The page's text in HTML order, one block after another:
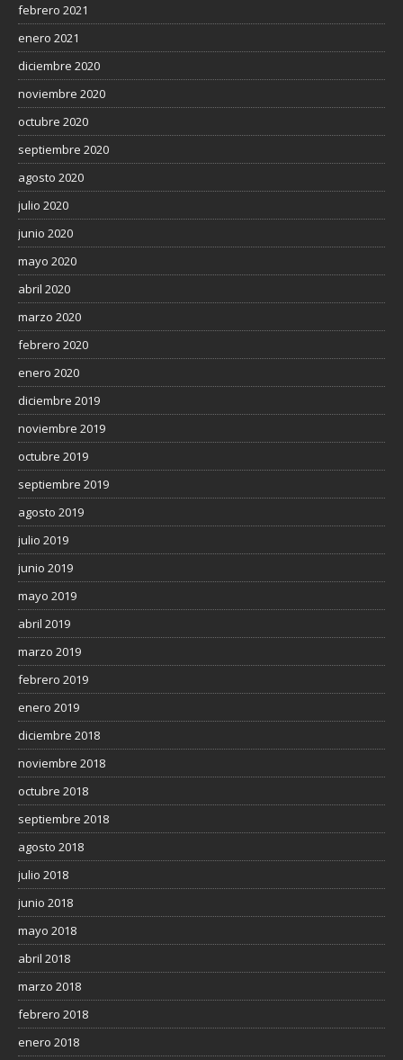
febrero 2021
enero 2021
diciembre 2020
noviembre 2020
octubre 2020
septiembre 2020
agosto 2020
julio 2020
junio 2020
mayo 2020
abril 2020
marzo 2020
febrero 2020
enero 2020
diciembre 2019
noviembre 2019
octubre 2019
septiembre 2019
agosto 2019
julio 2019
junio 2019
mayo 2019
abril 2019
marzo 2019
febrero 2019
enero 2019
diciembre 2018
noviembre 2018
octubre 2018
septiembre 2018
agosto 2018
julio 2018
junio 2018
mayo 2018
abril 2018
marzo 2018
febrero 2018
enero 2018